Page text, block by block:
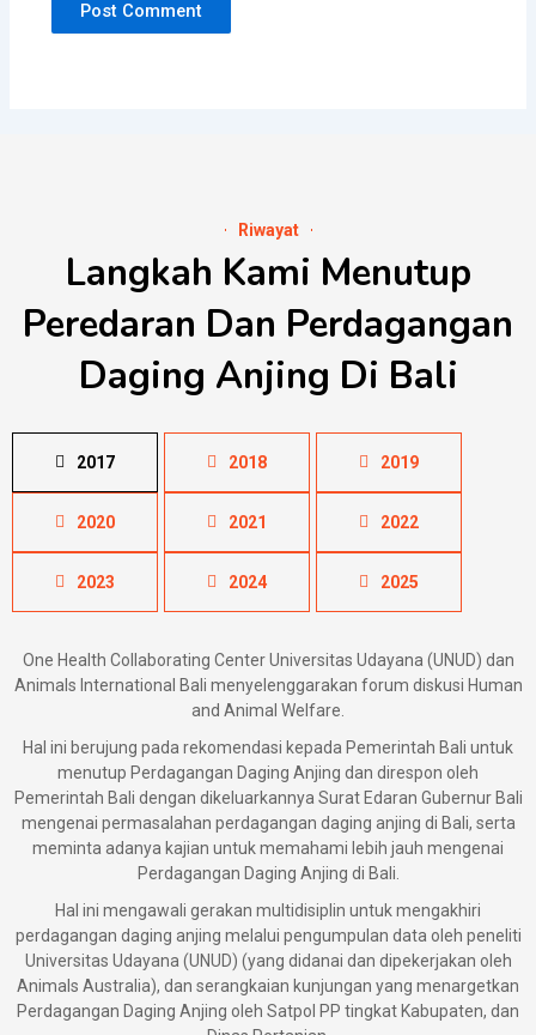
Riwayat
Langkah Kami Menutup
Peredaran Dan Perdagangan
Daging Anjing Di Bali
2017 2018 2019
2020 2021 2022
2023 2024 2025
One Health Collaborating Center Universitas Udayana (UNUD) dan
Animals International Bali menyelenggarakan forum diskusi Human
and Animal Welfare.
Hal ini berujung pada rekomendasi kepada Pemerintah Bali untuk
menutup Perdagangan Daging Anjing dan direspon oleh
Pemerintah Bali dengan dikeluarkannya Surat Edaran Gubernur Bali
mengenai permasalahan perdagangan daging anjing di Bali, serta
meminta adanya kajian untuk memahami lebih jauh mengenai
Perdagangan Daging Anjing di Bali.
Hal ini mengawali gerakan multidisiplin untuk mengakhiri
perdagangan daging anjing melalui pengumpulan data oleh peneliti
Universitas Udayana (UNUD) (yang didanai dan dipekerjakan oleh
Animals Australia), dan serangkaian kunjungan yang menargetkan
Perdagangan Daging Anjing oleh Satpol PP tingkat Kabupaten, dan